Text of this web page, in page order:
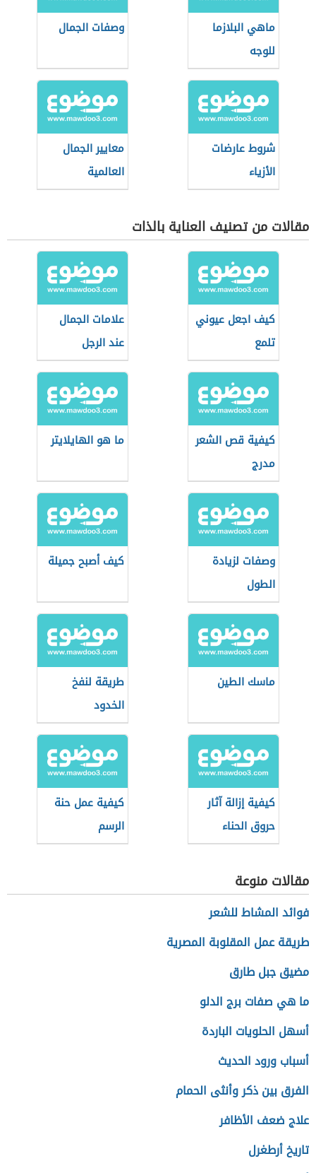
ماهي البلازما
للوجه
وصفات الجمال
شروط عارضات
الأزياء
معايير الجمال
العالمية
مقالات من تصنيف العناية بالذات
كيف اجعل عيوني
تلمع
علامات الجمال
عند الرجل
كيفية قص الشعر
مدرج
ما هو الهايلايتر
وصفات لزيادة
الطول
كيف أصبح جميلة
ماسك الطين
طريقة لنفخ
الخدود
كيفية إزالة آثار
حروق الحناء
كيفية عمل حنة
الرسم
مقالات منوعة
فوائد المشاط للشعر
طريقة عمل المقلوبة المصرية
مضيق جبل طارق
ما هي صفات برج الدلو
أسهل الحلويات الباردة
أسباب ورود الحديث
الفرق بين ذكر وأنثى الحمام
علاج ضعف الأظافر
تاريخ أرطغرل